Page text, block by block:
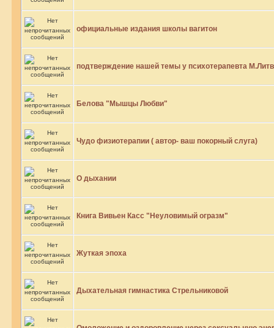
официальные издания школы вагитон
подтверждение нашей темы у психотерапевта
Белова "Мышцы Любви"
Чудо физиотерапии ( автор- ваш покорный слуга)
О дыхании
Книга Вивьен Касс "Неуловимый огразм"
Жуткая эпоха
Дыхательная гимнастика Стрельниковой